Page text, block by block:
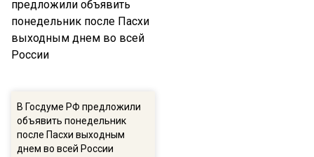
В Госдуме РФ предложили
объявить понедельник
после Пасхи выходным
днем во всей России